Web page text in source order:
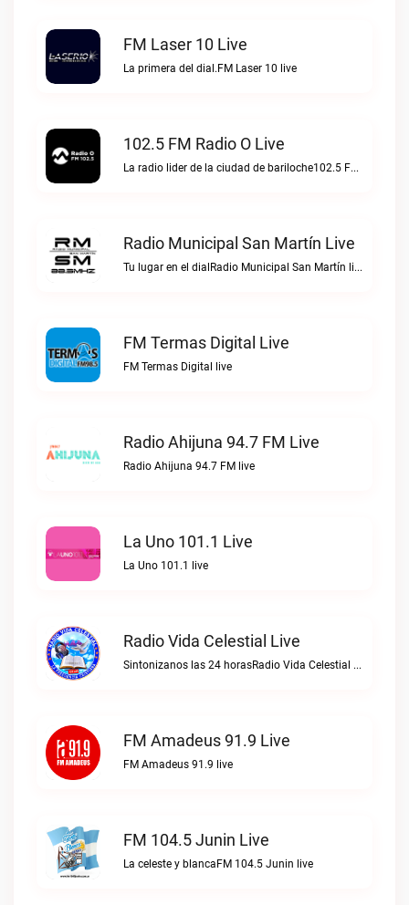
FM Laser 10 Live
La primera del dial.FM Laser 10 live
102.5 FM Radio O Live
La radio lider de la ciudad de bariloche102.5 FM Radio O live
Radio Municipal San Martín Live
Tu lugar en el dialRadio Municipal San Martín live
FM Termas Digital Live
FM Termas Digital live
Radio Ahijuna 94.7 FM Live
Radio Ahijuna 94.7 FM live
La Uno 101.1 Live
La Uno 101.1 live
Radio Vida Celestial Live
Sintonizanos las 24 horasRadio Vida Celestial live
FM Amadeus 91.9 Live
FM Amadeus 91.9 live
FM 104.5 Junin Live
La celeste y blancaFM 104.5 Junin live